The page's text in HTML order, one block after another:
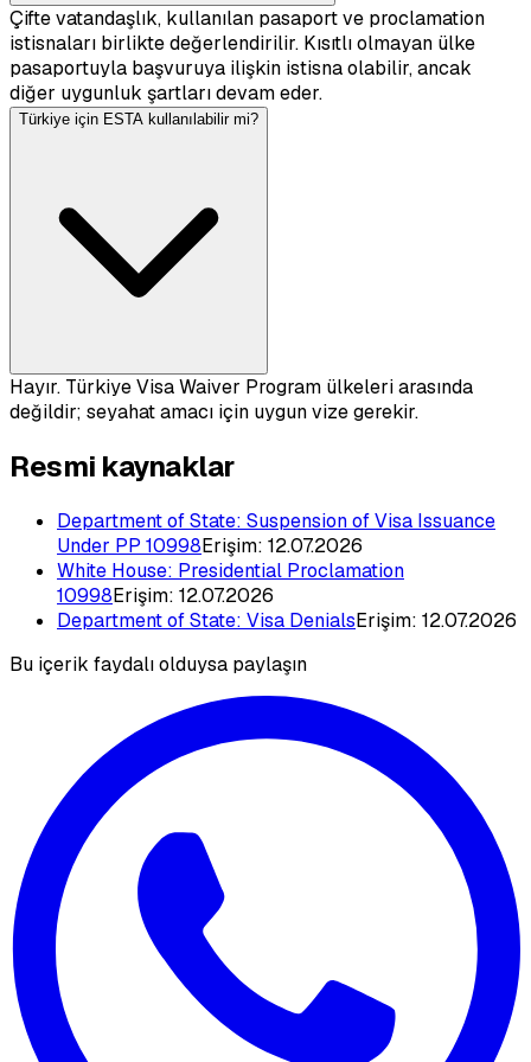
Çifte vatandaşlık, kullanılan pasaport ve proclamation
istisnaları birlikte değerlendirilir. Kısıtlı olmayan ülke
pasaportuyla başvuruya ilişkin istisna olabilir, ancak
diğer uygunluk şartları devam eder.
Türkiye için ESTA kullanılabilir mi?
Hayır. Türkiye Visa Waiver Program ülkeleri arasında
değildir; seyahat amacı için uygun vize gerekir.
Resmi kaynaklar
Department of State: Suspension of Visa Issuance
Under PP 10998Erişim: 12.07.2026
White House: Presidential Proclamation
10998Erişim: 12.07.2026
Department of State: Visa DenialsErişim: 12.07.2026
Bu içerik faydalı olduysa paylaşın